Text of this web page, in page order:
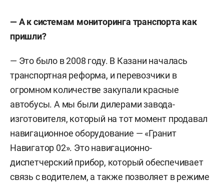
— А к системам мониторинга транспорта как
пришли?
— Это было в 2008 году. В Казани началась
транспортная реформа, и перевозчики в
огромном количестве закупали красные
автобусы. А мы были дилерами завода-
изготовителя, который на тот момент продавал
навигационное оборудование — «Гранит
Навигатор 02». Это навигационно-
диспетчерский прибор, который обеспечивает
связь с водителем, а также позволяет в режиме